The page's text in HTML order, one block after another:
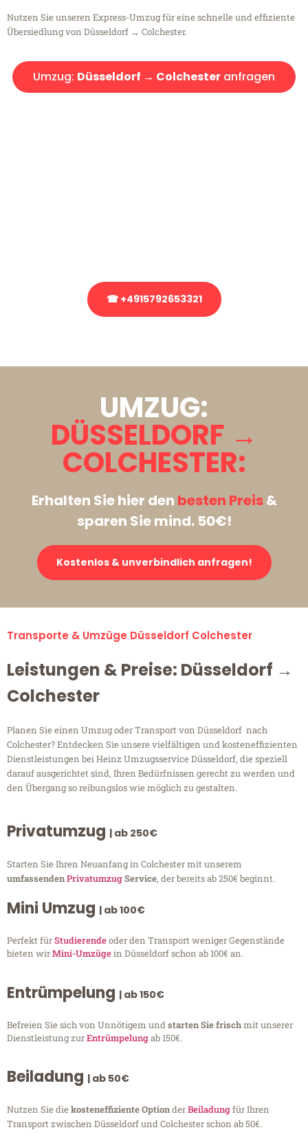
Nutzen Sie unseren Express-Umzug für eine schnelle und effiziente
Übersiedlung von Düsseldorf → Colchester.
Umzug: Düsseldorf → Colchester anfragen
☎ +4915792653321
UMZUG:
DÜSSELDORF →
COLCHESTER:
Erhalten Sie hier den besten Preis&
sparen Sie mind. 50€!
Kostenlos & unverbindlich anfragen!
Transporte & Umzüge Düsseldorf Colchester
Leistungen & Preise: Düsseldorf →
Colchester
Planen Sie einen Umzug oder Transport von Düsseldorf nach
Colchester? Entdecken Sie unsere vielfältigen und kosteneffizienten
Dienstleistungen bei Heinz Umzugsservice Düsseldorf, die speziell
darauf ausgerichtet sind, Ihren Bedürfnissen gerecht zu werden und
den Übergang so reibungslos wie möglich zu gestalten.
Privatumzug | ab 250€
Starten Sie Ihren Neuanfang in Colchester mit unserem
umfassendenPrivatumzugService, der bereits ab 250€ beginnt.
Mini Umzug | ab 100€
Perfekt fürStudierendeoder den Transport weniger Gegenstände
bieten wirMini-Umzügein Düsseldorf schon ab 100€ an.
Entrümpelung | ab 150€
Befreien Sie sich von Unnötigem undstarten Sie frischmit unserer
Dienstleistung zurEntrümpelungab 150€.
Beiladung | ab 50€
Nutzen Sie diekosteneffiziente OptionderBeiladungfür Ihren
Transport zwischen Düsseldorf und Colchester schon ab 50€.